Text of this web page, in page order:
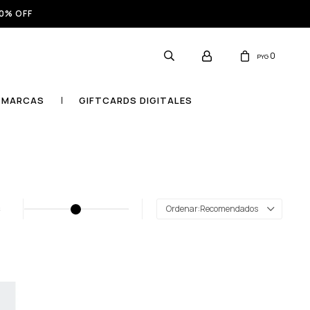
OFF
MARCAS GIFTCARDS DIGITALES
PYG 0
Recomendados